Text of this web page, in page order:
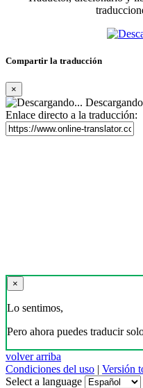
Compartir la traducción
×
Enlace directo a la traducción:
×
Lo sentimos,
Pero ahora puedes traducir
volver arriba
Condiciones del uso | Versión
Select a language